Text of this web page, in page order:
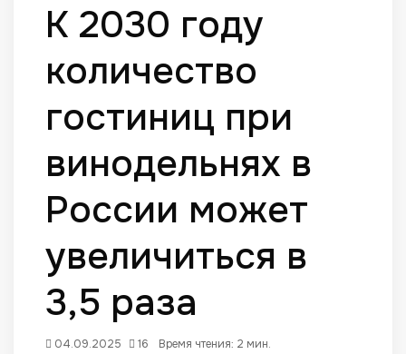
К 2030 году
количество
гостиниц при
винодельнях в
России может
увеличиться в
3,5 раза
04.09.2025 16 Время чтения: 2 мин.